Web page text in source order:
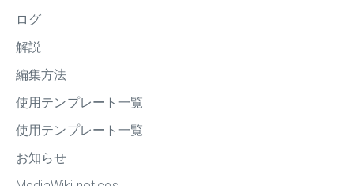
ログ
解説
編集方法
使用テンプレート一覧
使用テンプレート一覧
お知らせ